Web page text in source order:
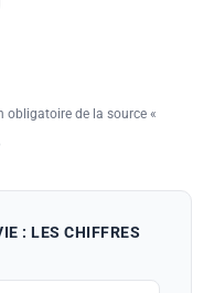
obligatoire de la source «
: LES CHIFFRES